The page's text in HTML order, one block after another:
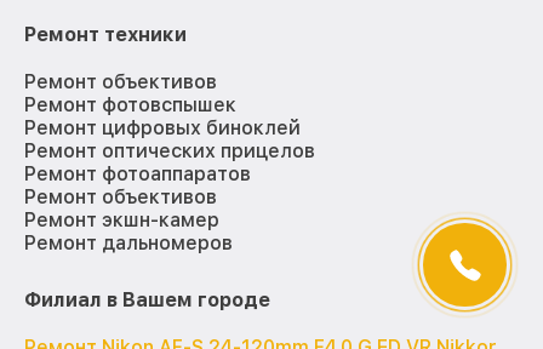
Ремонт техники
Ремонт объективов
Ремонт фотовспышек
Ремонт цифровых биноклей
Ремонт оптических прицелов
Ремонт фотоаппаратов
Ремонт объективов
Ремонт экшн-камер
Ремонт дальномеров
Филиал в Вашем городе